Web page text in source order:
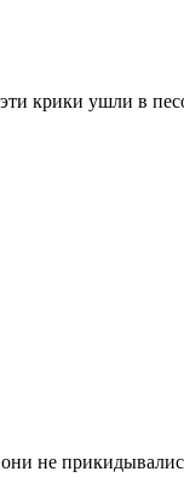
крики ушли в
не